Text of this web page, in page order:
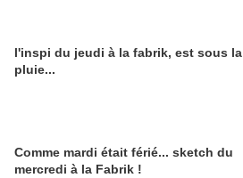
l'inspi du jeudi à la fabrik, est sous la
pluie...
Comme mardi était férié... sketch du
mercredi à la Fabrik !